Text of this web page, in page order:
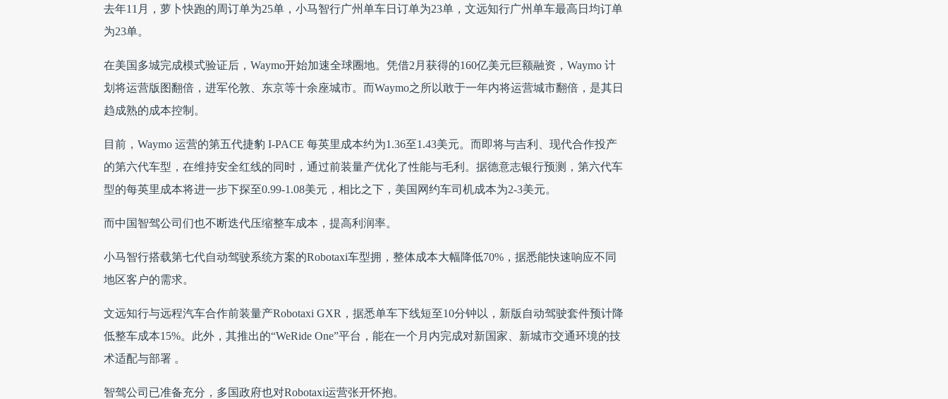
去年11月，萝卜快跑的周订单为25单，小马智行广州单车日订单为23单，文远知行广州单车最高日均订单
为23单。
在美国多城完成模式验证后，Waymo开始加速全球圈地。凭借2月获得的160亿美元巨额融资，Waymo 计
划将运营版图翻倍，进军伦敦、东京等十余座城市。而Waymo之所以敢于一年内将运营城市翻倍，是其日
趋成熟的成本控制。
目前，Waymo 运营的第五代捷豹 I-PACE 每英里成本约为1.36至1.43美元。而即将与吉利、现代合作投产
的第六代车型，在维持安全红线的同时，通过前装量产优化了性能与毛利。据德意志银行预测，第六代车
型的每英里成本将进一步下探至0.99-1.08美元，相比之下，美国网约车司机成本为2-3美元。
而中国智驾公司们也不断迭代压缩整车成本，提高利润率。
小马智行搭载第七代自动驾驶系统方案的Robotaxi车型拥，整体成本大幅降低70%，据悉能快速响应不同
地区客户的需求。
文远知行与远程汽车合作前装量产Robotaxi GXR，据悉单车下线短至10分钟以，新版自动驾驶套件预计降
低整车成本15%。此外，其推出的“WeRide One”平台，能在一个月内完成对新国家、新城市交通环境的技
术适配与部署 。
智驾公司已准备充分，多国政府也对Robotaxi运营张开怀抱。